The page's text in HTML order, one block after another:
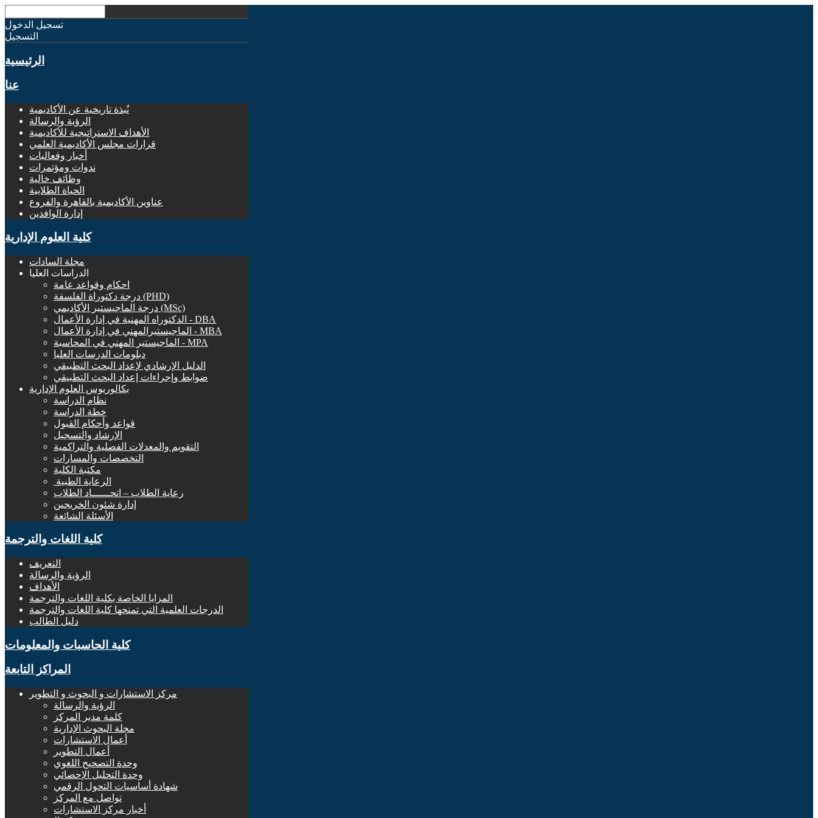
تسجيل الدخول
التسجيل
الرئيسية
عنا
نُبذة تاريخية عن الأكاديمية
الرؤية والرسالة
الأهداف الاستراتيجية للأكاديمية
قرارات مجلس الأكاديمية العلمي
أخبار وفعاليات
ندوات ومؤتمرات
وظائف خالية
الحياة الطلابية
عناوين الأكاديمية بالقاهرة والفروع
إدارة الوافدين
كلية العلوم الإدارية
مجلة السادات
الدراسات العليا
احكام وقواعد عامة
درجة دكتوراة الفلسفة (PHD)
درجة الماجيستير الأكاديمي (MSc)
الدكتوراه المهنية في إدارة الأعمال - DBA
الماجيستيرالمهني في إدارة الأعمال - MBA
الماجيستير المهني في المحاسبة - MPA
دبلومات الدرسات العليا
الدليل الإرشادي لإعداد البحث التطبيقي
ضوابط وإجراءات إعداد البحث التطبيقي
بكالوريوس العلوم الإدارية
نظام الدراسة
خطة الدراسة
قواعد وأحكام القبول
الإرشاد والتسجيل
التقويم والمعدلات الفصلية والتراكمية
التخصصات والمسارات
مكتبة الكلية
الرعاية الطبية ‏
رعاية الطلاب – اتحــــــاد الطلاب
إدارة شئون الخريجين
الأسئلة الشائعة
كلية اللغات والترجمة
التعريف
الرؤية والرسالة
الأهداف
المزايا الخاصة بكلية اللغات والترجمة
الدرجات العلمية التي تمنحها كلية اللغات والترجمة
دليل الطالب
كلية الحاسبات والمعلومات
المراكز التابعة
مركز الاستشارات و البحوث و التطوير
الرؤية والرسالة
كلمة مدير المركز
مجلة البحوث الإدارية
أعمال الاستشارات
أعمال التطوير
وحدة التصحيح اللغوي
وحدة التحليل الإحصائي
شهادة أساسيات التحول الرقمي
تواصل مع المركز
أخبار مركز الاستشارات